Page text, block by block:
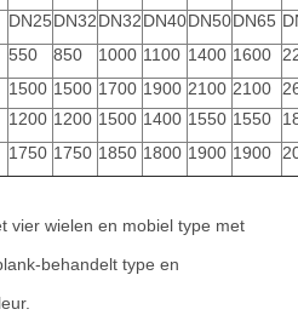
DN25DN32DN32DN40DN50DN65
550 850 1000 1100 1400 1600
1500 1500 1700 1900 2100 2100
1200 1200 1500 1400 1550 1550
1750 1750 1850 1800 1900 1900
vier wielen en mobiel type met
behandelt type en